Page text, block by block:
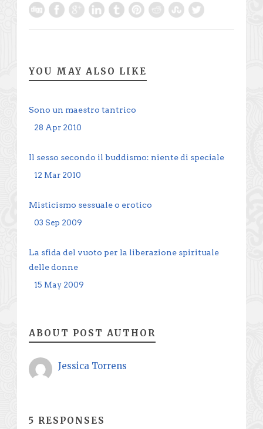
YOU MAY ALSO LIKE
Sono un maestro tantrico
28 Apr 2010
Il sesso secondo il buddismo: niente di speciale
12 Mar 2010
Misticismo sessuale o erotico
03 Sep 2009
La sfida del vuoto per la liberazione spirituale
delle donne
15 May 2009
ABOUT POST AUTHOR
Jessica Torrens
5 RESPONSES